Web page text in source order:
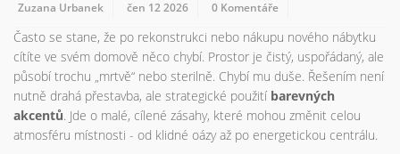
Zuzana Urbanek čen 12 2026 0 Komentáře
Často se stane, že po rekonstrukci nebo nákupu nového nábytku
cítíte ve svém domově něco chybí. Prostor je čistý, uspořádaný, ale
působí trochu „mrtvě“ nebo sterilně. Chybí mu duše. Řešením není
nutně drahá přestavba, ale strategické použití barevných
akcentů. Jde o malé, cílené zásahy, které mohou změnit celou
atmosféru místnosti - od klidné oázy až po energetickou centrálu.